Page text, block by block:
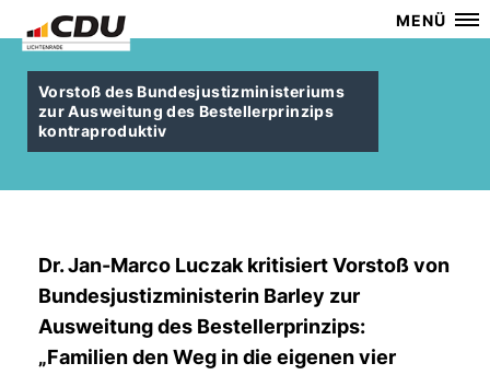
MENÜ
Vorstoß des Bundesjustizministeriums
zur Ausweitung des Bestellerprinzips
kontraproduktiv
Dr. Jan-Marco Luczak kritisiert Vorstoß von
Bundesjustizministerin Barley zur
Ausweitung des Bestellerprinzips:
Familien den Weg in die eigenen vier